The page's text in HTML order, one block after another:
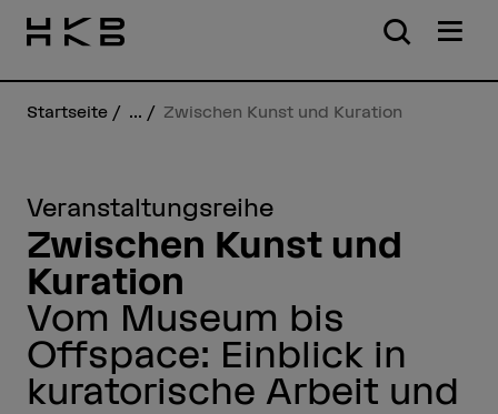
Startseite ... Zwischen Kunst und Kuration
Veranstaltungsreihe
Zwischen Kunst und
Kuration
Vom Museum bis
Offspace: Einblick in
kuratorische Arbeit und